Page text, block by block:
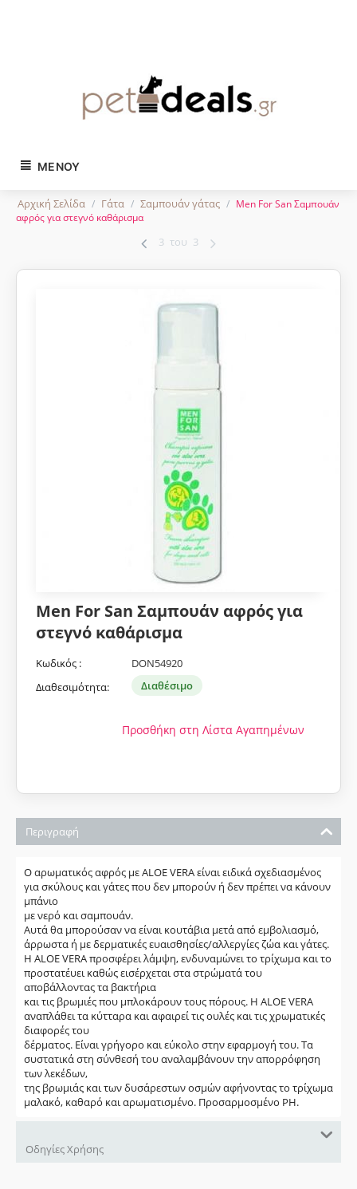
ΜΕΝΟΎ
Αρχική Σελίδα / Γάτα / Σαμπουάν γάτας / Men For San Σαμπουάν
αφρός για στεγνό καθάρισμα
3 του 3
Men For San Σαμπουάν αφρός για
στεγνό καθάρισμα
Κωδικός :
DON54920
Διαθεσιμότητα:
Διαθέσιμο
Προσθήκη στη Λίστα Αγαπημένων
Περιγραφή
Ο αρωματικός αφρός με ALOE VERA είναι ειδικά σχεδιασμένος
για σκύλους και γάτες που δεν μπορούν ή δεν πρέπει να κάνουν
μπάνιο
με νερό και σαμπουάν.
Αυτά θα μπορούσαν να είναι κουτάβια μετά από εμβολιασμό,
άρρωστα ή με δερματικές ευαισθησίες/αλλεργίες ζώα και γάτες.
Η ALOE VERA προσφέρει λάμψη, ενδυναμώνει το τρίχωμα και το
προστατέυει καθώς εισέρχεται στα στρώματά του
αποβάλλοντας τα βακτήρια
και τις βρωμιές που μπλοκάρουν τους πόρους. Η ΑLOE VERA
αναπλάθει τα κύτταρα και αφαιρεί τις ουλές και τις χρωματικές
διαφορές του
δέρματος. Είναι γρήγορο και εύκολο στην εφαρμογή του. Τα
συστατικά στη σύνθεσή του αναλαμβάνουν την απορρόφηση
των λεκέδων,
της βρωμιάς και των δυσάρεστων οσμών αφήνοντας το τρίχωμα
μαλακό, καθαρό και αρωματισμένο. Προσαρμοσμένο PH.
Οδηγίες Χρήσης